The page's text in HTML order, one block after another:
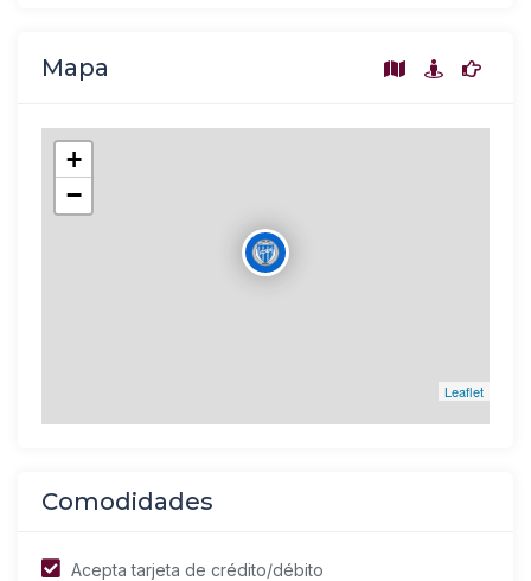
Mapa
+
−
Leaflet
Comodidades
Acepta tarjeta de crédito/débito